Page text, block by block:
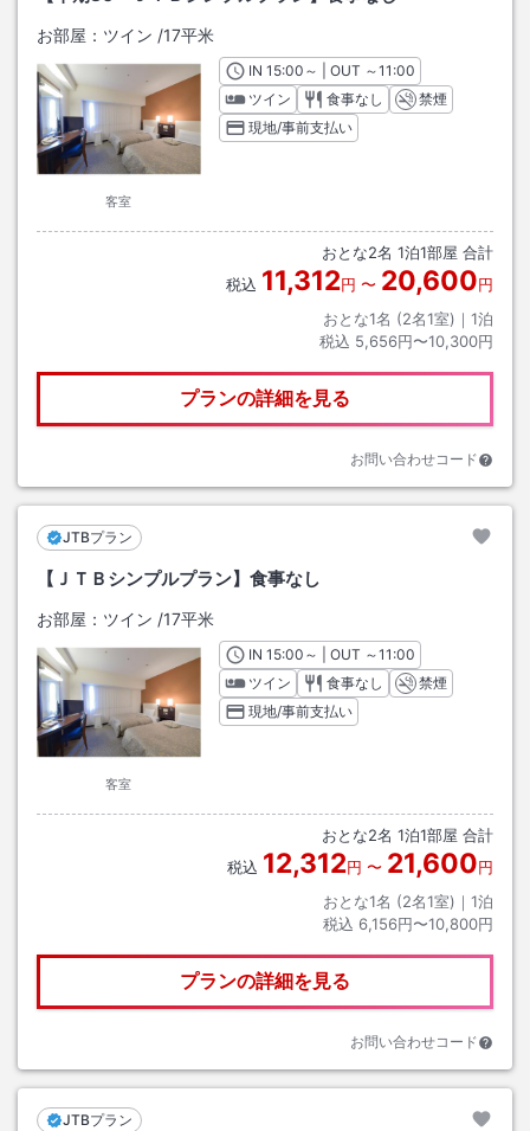
お部屋： ツイン /17平米
客室
INチェックイン
15:00 ～ | OUT チェックアウト
～11:00
ツイン
食事なし
禁煙
現地/事前支払い
おとな2名 1泊1部屋 合計
税込 11,312円 〜 20,600円
おとな1名 (2名1室)｜ 1泊
税込 5,656円〜10,300円
プランの詳細を見る
お問い合わせコード
JTBプラン
【ＪＴＢシンプルプラン】食事なし
お部屋： ツイン /17平米
客室
INチェックイン
15:00 ～ | OUT チェックアウト
～11:00
ツイン
食事なし
禁煙
現地/事前支払い
おとな2名 1泊1部屋 合計
税込 12,312円 〜 21,600円
おとな1名 (2名1室)｜ 1泊
税込 6,156円〜10,800円
プランの詳細を見る
お問い合わせコード
JTBプラン